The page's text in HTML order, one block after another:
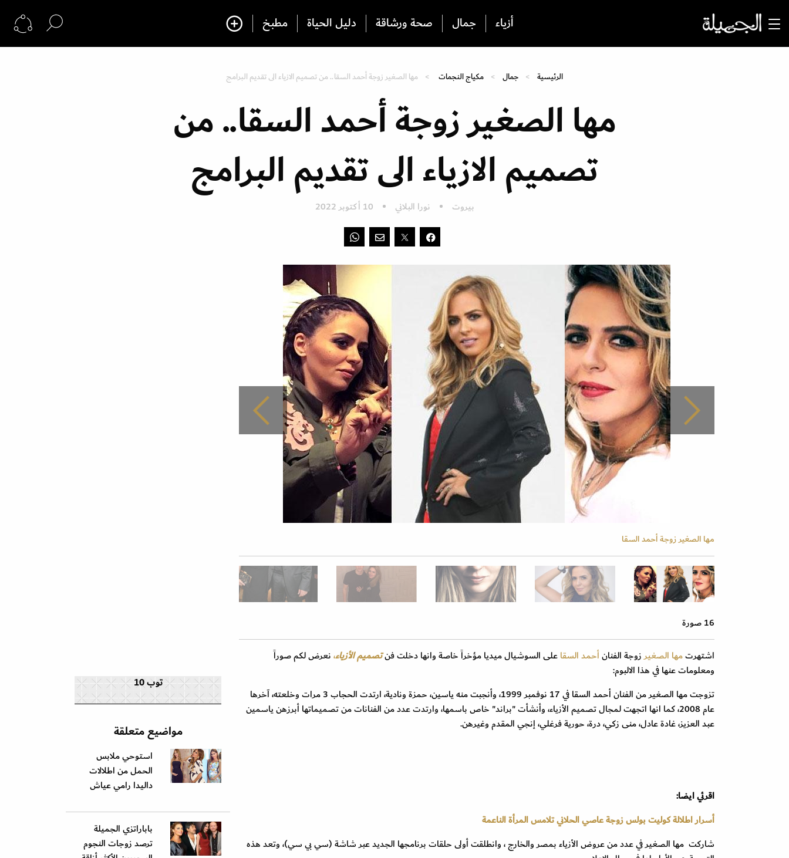
أزياء جمال صحة ورشاقة دليل الحياة مطبخ
الرئيسية جمال مكياج النجمات مها الصغير زوجة أحمد السقا.. من تصميم الازياء الى تقديم البرامج
مها الصغير زوجة أحمد السقا.. من
تصميم الازياء الى تقديم البرامج
بيروت نورا البلاني 10 أكتوبر 2022
مها الصغير زوجة أحمد السقا
16 صورة
اشتهرتمها الصغيرزوجة الفنانأحمد السقاعلى السوشيال ميديا مؤخراً خاصة وانها دخلت فنتصميم الأزياء،نعرض لكم صوراً
ومعلومات عنها في هذا الالبوم:
تزوجت مها الصغير من الفنان أحمد السقا في 17 نوفمبر 1999، وأنجبت منه ياسين، حمزة ونادية، ارتدت الحجاب 3 مرات وخلعته، آخرها
عام 2008، كما انها اتجهت لمجال تصميم الأزياء، وأنشأت "براند" خاص باسمها، وارتدت عدد من الفنانات من تصميماتها أبرزهن ياسمين
عبد العزيز، غادة عادل، منى زكي، درة، حورية فرغلي، إنجي المقدم وغيرهن.
اقرئي ايضا:
أسرار اطلالة كوليت بولس زوجة عاصي الحلاني تلامس المرأة الناعمة
شاركت مها الصغير في عدد من عروض الأزياء بمصر والخارج ، وانطلقت أولى حلقات برنامجها الجديد عبر شاشة (سي بي سي)، وتعد هذه
توب 10
مواضيع متعلقة
استوحي ملابس
الحمل من اطلالات
داليدا رامي عياش
باباراتزي الجميلة
ترصد زوجات النجوم